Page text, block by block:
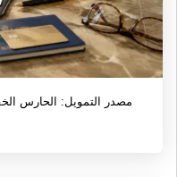
مصدر التمويل: الحارس